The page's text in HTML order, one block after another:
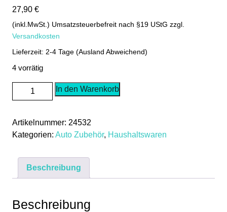
27,90 €
(inkl.MwSt.) Umsatzsteuerbefreit nach §19 UStG zzgl.
Versandkosten
Lieferzeit: 2-4 Tage (Ausland Abweichend)
4 vorrätig
Fußkissen
Auto
Luftmatratze
Autobett
Fußstütze
Menge
In den Warenkorb
Artikelnummer: 24532
Kategorien: Auto Zubehör, Haushaltswaren
Beschreibung
Beschreibung